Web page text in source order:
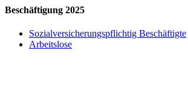
Beschäftigung 2025
Sozialversicherungspflichtig Beschäftigte
Arbeitslose